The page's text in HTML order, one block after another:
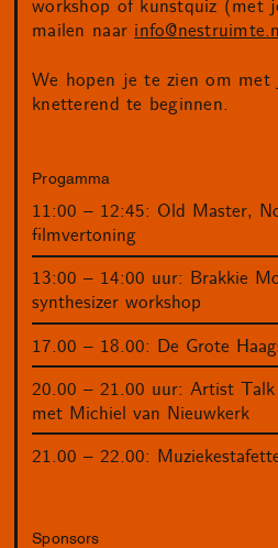
workshop of kunstquiz (met
mailen naar
We hopen je te zien om
knetterend te beginnen.
Progamma
11:00 – 12:45: Old Master,
filmvertoning
13:00 – 14:00 uur: Brakkie
synthesizer workshop
17.00 – 18.00: De Grote
20.00 – 21.00 uur: Artist
met Michiel van Nieuwkerk
21.00 – 22.00:
Sponsors